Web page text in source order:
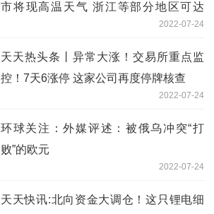
市将现高温天气 浙江等部分地区可达
2022-07-24
天天热头条丨异常大涨！交易所重点监
控！7天6涨停 这家公司再度停牌核查
2022-07-24
环球关注：外媒评述：被俄乌冲突“打
败”的欧元
2022-07-24
天天快讯:北向资金大调仓！这只锂电细